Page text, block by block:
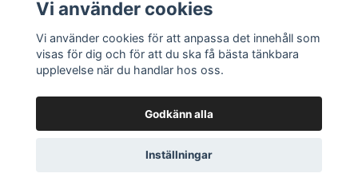
Sociala medier
© 2026 Trendiga Möbler - Utvalda och prisvärda trendiga m
Vi använder cookies
Vi använder cookies för att anpassa det innehåll som
visas för dig och för att du ska få bästa tänkbara
upplevelse när du handlar hos oss.
Godkänn alla
Inställningar